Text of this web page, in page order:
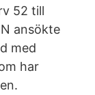
52 till
ansökte
med
har